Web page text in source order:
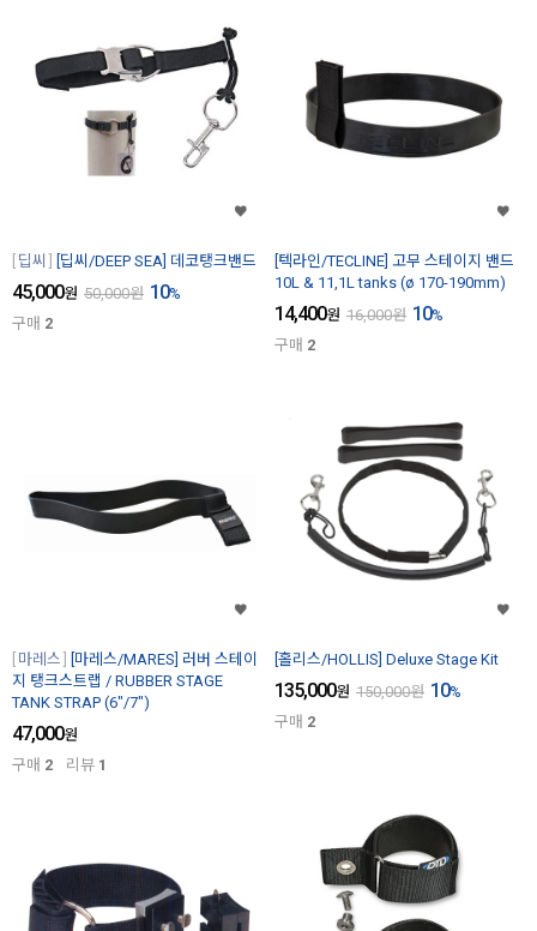
딥씨 [딥씨/DEEP SEA] 데코탱크밴드
45,000원 50,000원 10%
구매 2
[텍라인/TECLINE] 고무 스테이지 밴드
10L & 11,1L tanks (ø 170-190mm)
14,400원 16,000원 10%
구매 2
마레스
[마레스/MARES] 러버 스테이
지 탱크스트랩 / RUBBER STAGE
TANK STRAP (6"/7")
47,000원
구매 2 리뷰 1
[홀리스/HOLLIS] Deluxe Stage Kit
135,000원 150,000원 10%
구매 2